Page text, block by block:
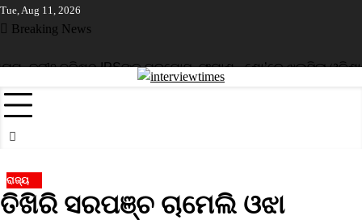
Skip
to
Tue, Aug 11, 2026
Breaking News
୨ ବରିଷ୍ଠ IPSଙ୍କୁ ପ୍ରମୋସନ୍ଫ୍ୟାଶନ୍‌ ଶୋ’ରେ ଝଲସିଲା
ରାଜ୍ୟ
ତିଖିରି ସରପଞ୍ଚ ଚାମେଲି ଓଝା